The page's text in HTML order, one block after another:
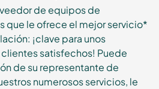
de equipos de
que le ofrece el mejor servicio*
¡clave para unos
satisfechos! Puede
de su representante de
numerosos servicios, le